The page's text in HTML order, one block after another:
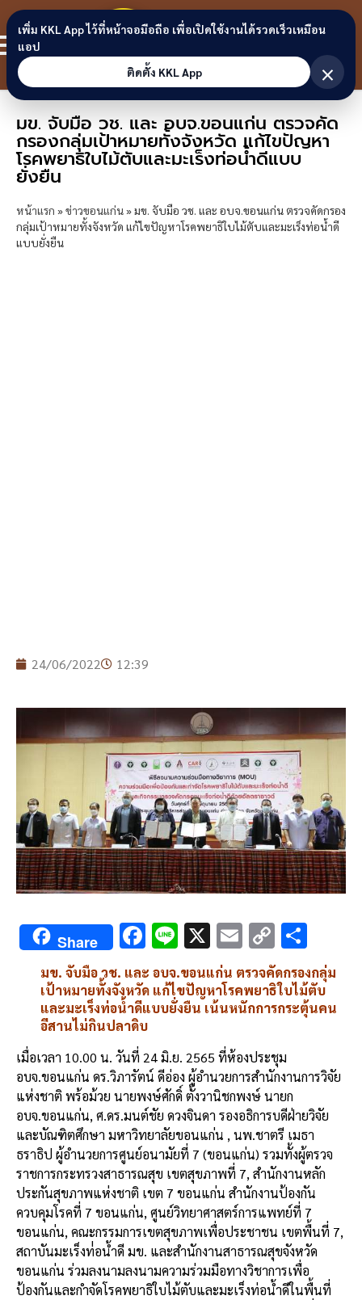
Skip to content
ขอนแก่น
ลิงก์
มข. จับมือ วช. และ อบจ.ขอนแก่น ตรวจคัด
กรองกลุ่มเป้าหมายทั้งจังหวัด แก้ไขปัญหา
โรคพยาธิใบไม้ตับและมะเร็งท่อน้ำดีแบบ
ยั่งยืน
หน้าแรก »ข่าวขอนแก่น»มข. จับมือ วช. และ อบจ.ขอนแก่น ตรวจคัดกรอง
กลุ่มเป้าหมายทั้งจังหวัด แก้ไขปัญหาโรคพยาธิใบไม้ตับและมะเร็งท่อน้ำดี
แบบยั่งยืน
24/06/2022 12:39
Share F
ac
e
b
o
o
k
Li
n
e
X E
m
ai
l
C
o
py
Li
k
h
ar
e
มข. จับมือ วช. และ อบจ.ขอนแก่น ตรวจคัดกรองกลุ่ม
เป้าหมายทั้งจังหวัด แก้ไขปัญหาโรคพยาธิใบไม้ตับ
และมะเร็งท่อน้ำดีแบบยั่งยืน เน้นหนักการกระตุ้นคน
อีสานไม่กินปลาดิบ
เมื่อเวลา 10.00 น. วันที่ 24 มิ.ย. 2565 ที่ห้องประชุม
อบจ.ขอนแก่น ดร.วิภารัตน์ ดีอ่อง ผู้อำนวยการสำนักงานการวิจัย
แห่งชาติ พร้อม้วย นายพงษ์ศักดิ์ ตั้งวานิชกพงษ์ นายก
อบจ.ขอนแก่น, ศ.ดร.มนต์ชัย ดวงจินดา รองอธิการบดีฝ่ายวิจัย
และบัณฑิตศึกษา มหาวิทยาลัยขอนแก่น , นพ.ชาตรี เมธา
ธราธิป ผู้อำนวยการศูนย์อนามัยที่ 7 (ขอนแก่น) รวมทั้งผู้ตรวจ
ราชการกระทรวงสาธารณสุข เขตสุขภาพที่ 7, สำนักงานหลัก
ประกันสุขภาพแห่งชาติ เขต 7 ขอนแก่น สำนักงานป้องกัน
ควบคุมโรคที่ 7 ขอนแก่น, ศูนย์วิทยาศาสตร์การแพทย์ที่ 7
ขอนแก่น, คณะกรรมการเขตสุขภาพเพื่อประชาชน เขตพื้นที่ 7,
สถาบันมะเร็งท่่อน้ำดี มข. และสำนักงานสาธารณสุขจังหวัด
ขอนแก่น ร่วมลงนามลงนามความร่วมมือทางวิชาการเพื่อ
ป้องกันและกำจัดโรคพยาธิใบไม้ตับและมะเร็งท่อน้ำดีในพื้นที่
เพิ่ม KKL App ไว้ที่หน้าจอมือถือ เพื่อเปิดใช้งานได้รวดเร็วเหมือน
แอป
ติดตั้ง KKL App
×